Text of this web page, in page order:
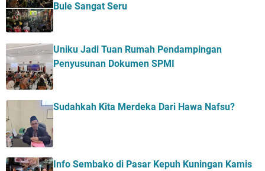
Bule Sangat Seru
Uniku Jadi Tuan Rumah Pendampingan
Penyusunan Dokumen SPMI
Sudahkah Kita Merdeka Dari Hawa Nafsu?
Info Sembako di Pasar Kepuh Kuningan Kamis